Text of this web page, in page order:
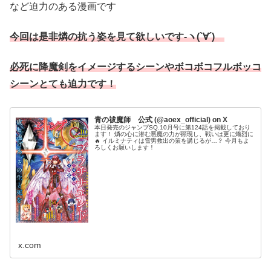
など迫力のある漫画です
今回は是非燐の抗う姿を見て欲しいです-ヽ(`∀´)ゝ
必死に降魔剣をイメージするシーンやボコボコフルボッコ
シーンとても迫力です！
青の祓魔師 公式 (@aoex_official) on X
本日発売のジャンプSQ.10月号に第124話を掲載しており
ます！ 燐の心に潜む悪魔の力が顕現し、戦いは更に熾烈に
🔥 イルミナティは雪男救出の策を講じるが…？ 今月もよ
ろしくお願いします！
x.com